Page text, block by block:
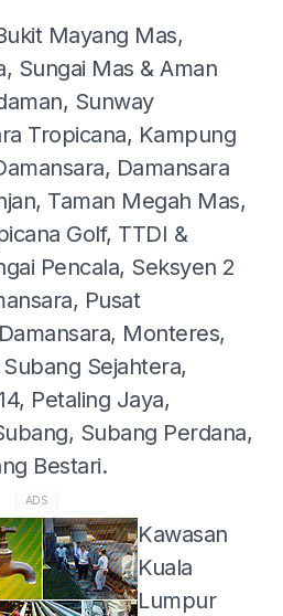
Mayang Mas,
Sungai Mas & Aman
Sunway
Tropicana, Kampung
Damansara
Taman Megah Mas,
Golf, TTDI &
Pencala, Seksyen 2
Pusat
Monteres,
Sejahtera,
Petaling Jaya,
Subang Perdana,
Bestari.
ADS
Kawasan
Kuala
Lumpur